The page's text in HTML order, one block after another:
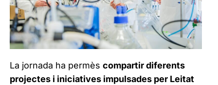
La jornada ha permès compartir diferents
projectes i iniciatives impulsades per Leitat